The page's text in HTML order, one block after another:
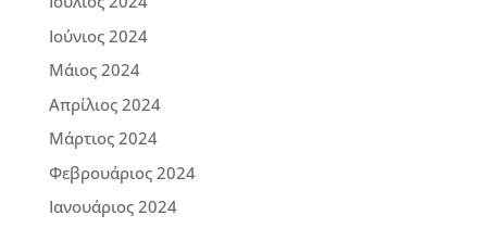
Ιούνιος 2024
Μάιος 2024
Απρίλιος 2024
Μάρτιος 2024
Φεβρουάριος 2024
Ιανουάριος 2024